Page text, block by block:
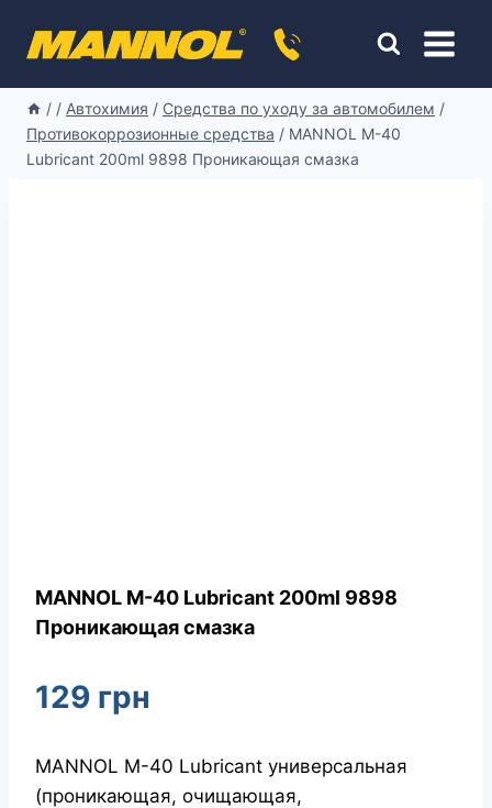
/ / Автохимия / Средства по уходу за автомобилем /
Противокоррозионные средства / MANNOL M-40
Lubricant 200ml 9898 Проникающая смазка
MANNOL M-40 Lubricant 200ml 9898
Проникающая смазка
129 грн
MANNOL M-40 Lubricant универсальная
(проникающая, очищающая,